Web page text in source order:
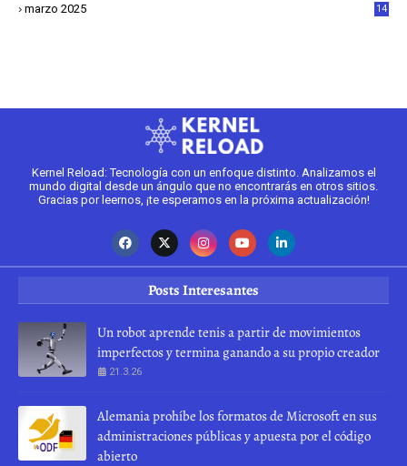
marzo 2025
14
Kernel Reload: Tecnología con un enfoque distinto. Analizamos el
mundo digital desde un ángulo que no encontrarás en otros sitios.
Gracias por leernos, ¡te esperamos en la próxima actualización!
Posts Interesantes
Un robot aprende tenis a partir de movimientos
imperfectos y termina ganando a su propio creador
21.3.26
Alemania prohíbe los formatos de Microsoft en sus
administraciones públicas y apuesta por el código
abierto